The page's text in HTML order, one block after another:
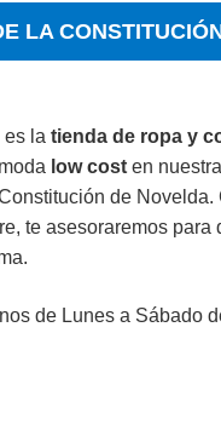
LA
es la tienda de ropa y
low cost en
de Novelda.
te asesoraremos
de Lunes a Sábado